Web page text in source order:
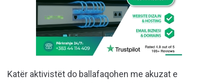
Katër aktivistët do ballafaqohen me akuzat e